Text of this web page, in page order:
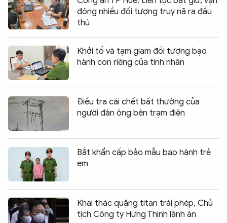
động nhiều đối tượng truy nã ra đầu
thú
Khởi tố và tạm giam đối tượng bạo
hành con riêng của tình nhân
Điều tra cái chết bất thường của
người đàn ông bên trạm điện
Bắt khẩn cấp bảo mẫu bạo hành trẻ
em
Khai thác quặng titan trái phép, Chủ
tịch Công ty Hưng Thịnh lãnh án